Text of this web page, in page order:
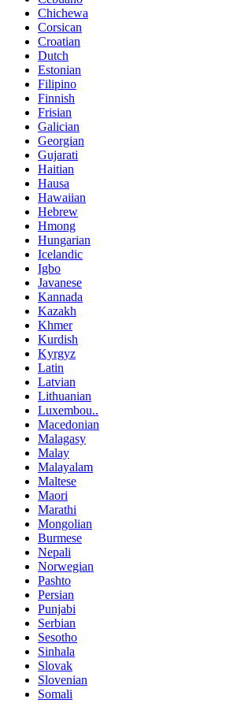
Chichewa
Corsican
Croatian
Dutch
Estonian
Filipino
Finnish
Frisian
Galician
Georgian
Gujarati
Haitian
Hausa
Hawaiian
Hebrew
Hmong
Hungarian
Icelandic
Igbo
Javanese
Kannada
Kazakh
Khmer
Kurdish
Kyrgyz
Latin
Latvian
Lithuanian
Luxembou..
Macedonian
Malagasy
Malay
Malayalam
Maltese
Maori
Marathi
Mongolian
Burmese
Nepali
Norwegian
Pashto
Persian
Punjabi
Serbian
Sesotho
Sinhala
Slovak
Slovenian
Somali